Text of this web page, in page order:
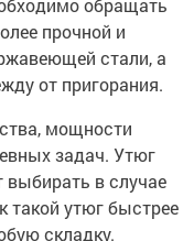
обращать
прочной и
стали, а
от пригорания.
мощности
задач. Утюг
в случае
такой утюг быстрее
складку.